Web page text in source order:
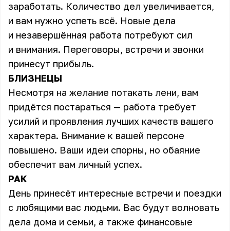
заработать. Количество дел увеличивается,
и вам нужно успеть всё. Новые дела
и незавершённая работа потребуют сил
и внимания. Переговоры, встречи и звонки
принесут прибыль.
БЛИЗНЕЦЫ
Несмотря на желание потакать лени, вам
придётся постараться — работа требует
усилий и проявления лучших качеств вашего
характера. Внимание к вашей персоне
повышено. Ваши идеи спорны, но обаяние
обеспечит вам личный успех.
РАК
День принесёт интересные встречи и поездки
с любящими вас людьми. Вас будут волновать
дела дома и семьи, а также финансовые